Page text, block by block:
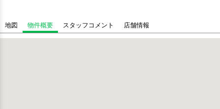
地図 物件概要 スタッフコメント 店舗情報